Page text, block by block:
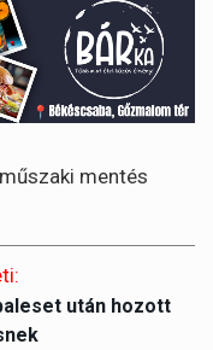
mentés
után hozott